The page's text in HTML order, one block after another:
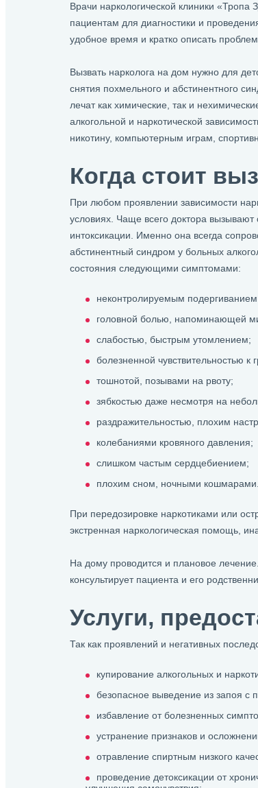
Врачи наркологической клиники «Тропа
пациентам для диагностики и
удобное время и кратко описать
Вызвать нарколога на дом нужно для
снятия похмельного и абстинентного
лечат как химические, так и
алкогольной и наркотической
никотину, компьютерным играм,
Когда стоит
При любом проявлении зависимости
условиях. Чаще всего доктора
интоксикации. Именно она всегда
абстинентный синдром у больных
состояния следующими симптомами:
неконтролируемым подергиванием
головной болью, напоминающей
слабостью, быстрым утомлением;
болезненной чувствительностью к
тошнотой, позывами на рвоту;
зябкостью даже несмотря на
раздражительностью, плохим
колебаниями кровяного давления;
слишком частым сердцебиением;
плохим сном, ночными кошмарами.
При передозировке наркотиками или
экстренная наркологическая помощь,
На дому проводится и плановое
консультирует пациента и его
Услуги,
Так как проявлений и негативных
купирование алкогольных и
безопасное выведение из запоя с
избавление от болезненных
устранение признаков и
отравление спиртным низкого
проведение детоксикации от